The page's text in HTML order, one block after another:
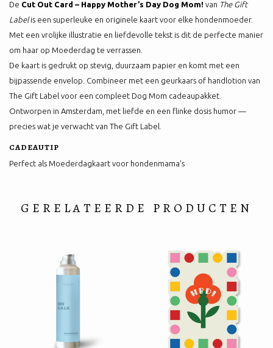
De Cut Out Card – Happy Mother’s Day Dog Mom! van The Gift
Labelis een superleuke en originele kaart voor elke hondenmoeder.
Met een vrolijke illustratie en liefdevolle tekst is dit de perfecte manier
om haar op Moederdag te verrassen.
De kaart is gedrukt op stevig, duurzaam papier en komt met een
bijpassende envelop. Combineer met een geurkaars of handlotion van
The Gift Label voor een compleet Dog Mom cadeaupakket.
Ontworpen in Amsterdam, met liefde en een flinke dosis humor —
precies wat je verwacht van The Gift Label.
CADEAUTIP
Perfect als Moederdagkaart voor hondenmama’s
GERELATEERDE PRODUCTEN